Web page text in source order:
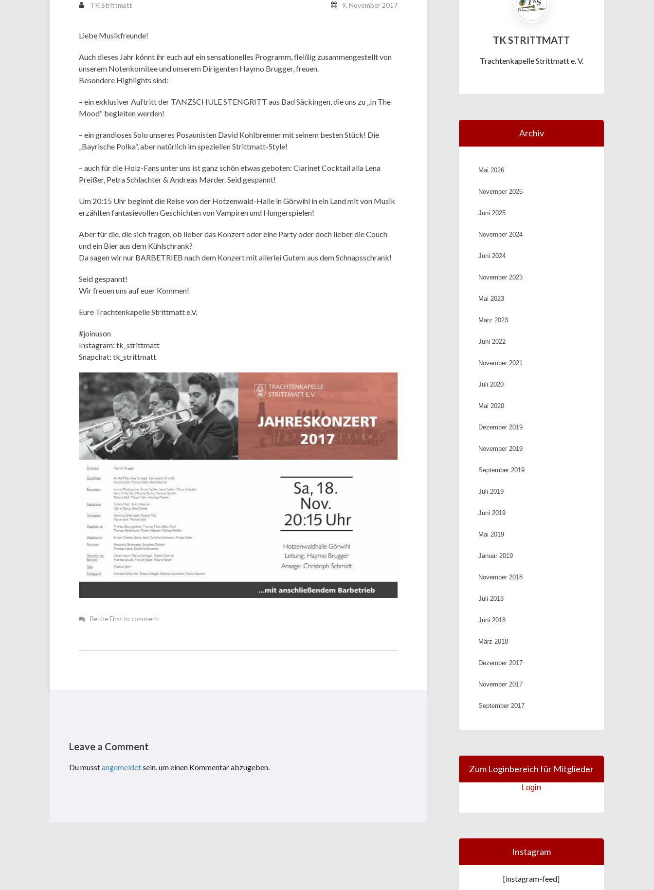
TK Strittmatt 9. November 2017
Liebe Musikfreunde!
Auch dieses Jahr könnt ihr euch auf ein sensationelles Programm, fleißig zusammengestellt von
unserem Notenkomitee und unserem Dirigenten Haymo Brugger, freuen.
Besondere Highlights sind:
– ein exklusiver Auftritt der TANZSCHULE STENGRITT aus Bad Säckingen, die uns zu „In The
Mood“ begleiten werden!
– ein grandioses Solo unseres Posaunisten David Kohlbrenner mit seinem besten Stück! Die
„Bayrische Polka“, aber natürlich im speziellen Strittmatt-Style!
– auch für die Holz-Fans unter uns ist ganz schön etwas geboten: Clarinet Cocktail alla Lena
Preißer, Petra Schlachter & Andreas Marder. Seid gespannt!
Um 20:15 Uhr beginnt die Reise von der Hotzenwald-Halle in Görwihl in ein Land mit von Musik
erzählten fantasievollen Geschichten von Vampiren und Hungerspielen!
Aber für die, die sich fragen, ob lieber das Konzert oder eine Party oder doch lieber die Couch
und ein Bier aus dem Kühlschrank?
Da sagen wir nur BARBETRIEB nach dem Konzert mit allerlei Gutem aus dem Schnapsschrank!
Seid gespannt!
Wir freuen uns auf euer Kommen!
Eure Trachtenkapelle Strittmatt e.V.
#joinuson
Instagram: tk_strittmatt
Snapchat: tk_strittmatt
Be the First to comment.
Leave a Comment
Du musstangemeldetsein, um einen Kommentar abzugeben.
TK STRITTMATT
Trachtenkapelle Strittmatt e. V.
Archiv
Mai 2026
November 2025
Juni 2025
November 2024
Juni 2024
November 2023
Mai 2023
März 2023
Juni 2022
November 2021
Juli 2020
Mai 2020
Dezember 2019
November 2019
September 2019
Juli 2019
Juni 2019
Mai 2019
Januar 2019
November 2018
Juli 2018
Juni 2018
März 2018
Dezember 2017
November 2017
September 2017
Zum Loginbereich für Mitglieder
Login
Instagram
[instagram-feed]